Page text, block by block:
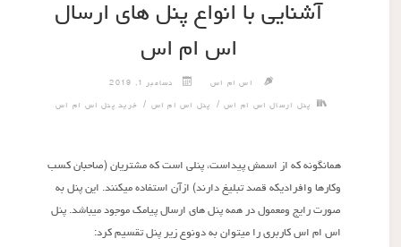
آشنایی با انواع پنل های ارسال
اس ام اس
اس ام اس دسامبر 1, 2019
پنل ارسال اس ام اس / پنل اس ام اس/ خرید پنل اس ام اس
همانگونه که از اسمش پیداست، پنلی است که مشتریان (صاحبان کسب
وکارها وافرادیکه قصد تبلیغ دارند) ازآن استفاده میکنند. این پنل به
صورت رایج ومعمول در همه پنل های ارسال پیامک موجود میباشد. پنل
اس ام اس کاربری را میتوان به دونوع زیر پنل تقسیم کرد: